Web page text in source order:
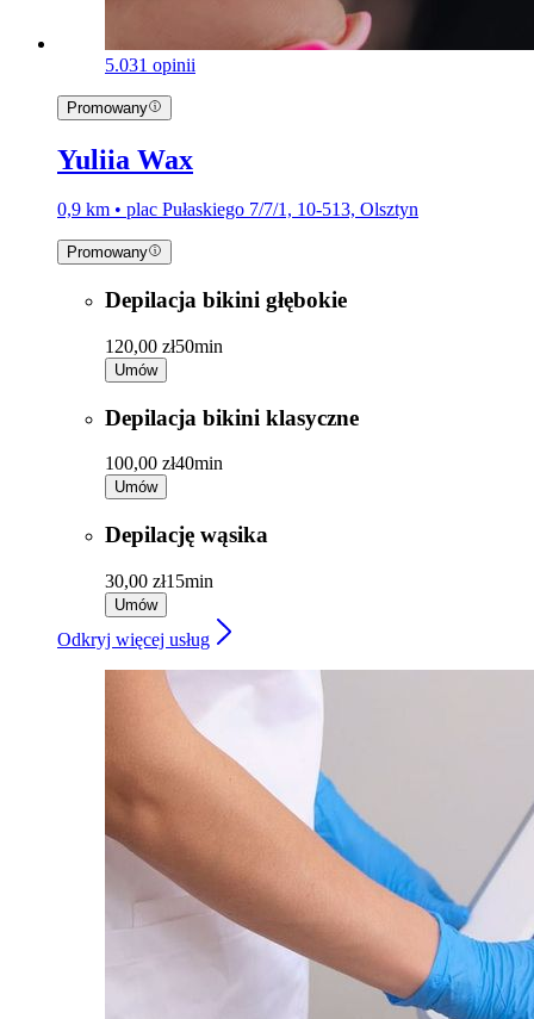
5.031 opinii
Promowany
Yuliia Wax
0,9 km • plac Pułaskiego 7/7/1, 10-513, Olsztyn
Promowany
Depilacja bikini głębokie
120,00 zł50min
Umów
Depilacja bikini klasyczne
100,00 zł40min
Umów
Depilację wąsika
30,00 zł15min
Umów
Odkryj więcej usług